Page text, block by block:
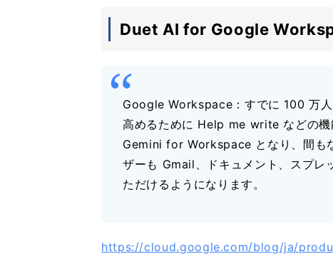
Duet AI for Google
Google Workspace：すでに 100 万
高めるために Help me write などの
Gemini for Workspace となり、間も
ザーも Gmail、ドキュメント、スプ
ただけるようになります。
https://cloud.google.com/blog/ja/